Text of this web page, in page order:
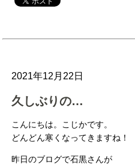
2021年12月22日
久しぶりの…
こんにちは。こじかです。
どんどん寒くなってきますね！
昨日のブログで石黒さんが